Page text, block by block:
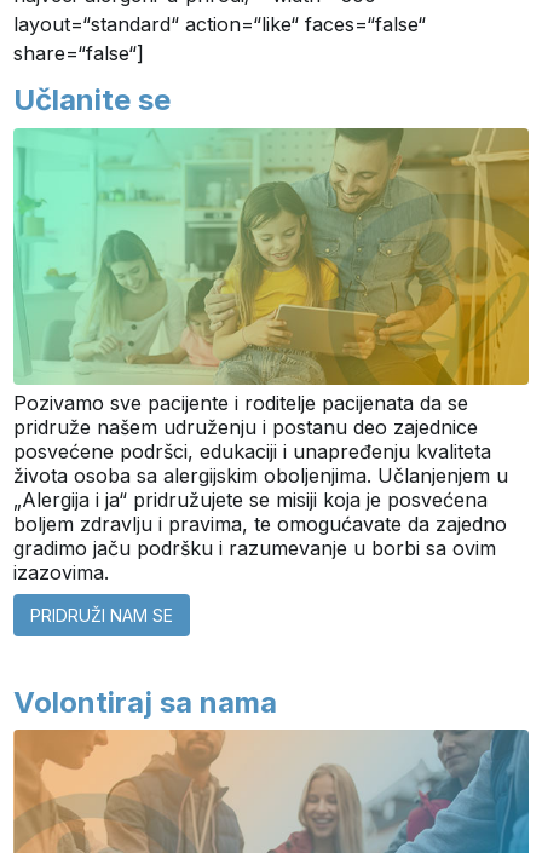
layout=“standard“ action=“like“ faces=“false“
share=“false“]
Učlanite se
Pozivamo sve pacijente i roditelje pacijenata da se
pridruže našem udruženju i postanu deo zajednice
posvećene podršci, edukaciji i unapređenju kvaliteta
života osoba sa alergijskim oboljenjima. Učlanjenjem u
„Alergija i ja“ pridružujete se misiji koja je posvećena
boljem zdravlju i pravima, te omogućavate da zajedno
gradimo jaču podršku i razumevanje u borbi sa ovim
izazovima.
PRIDRUŽI NAM SE
Volontiraj sa nama